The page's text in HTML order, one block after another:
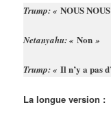
Trump: «NOUS
Netanyahu: «Non»
Trump: «Il n’y a pas
La longue version :